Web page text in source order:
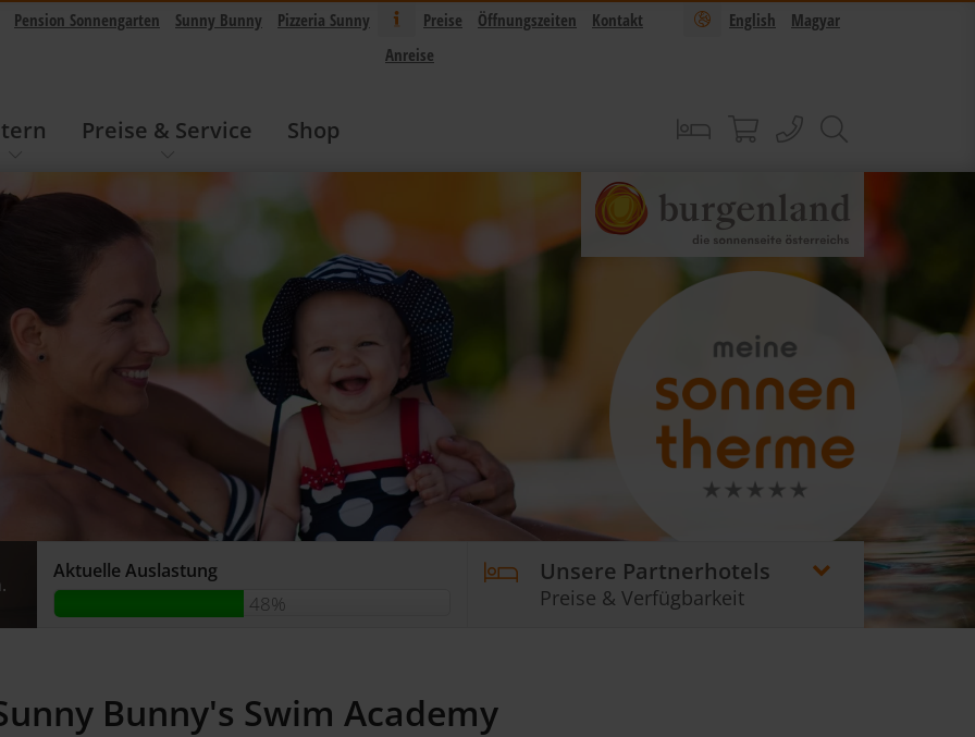
Pension Sonnengarten Sunny Bunny Pizzeria Sunny English Magyar
Preise Öffnungszeiten
Kontakt
Anreise
Preise & Service Shop BuchenSonnentherme Shop
anrufen
Aktuelle Auslastung
48%
Unsere Partnerhotels
Preise & Verfügbarkeit
Bunny's Swim Academy